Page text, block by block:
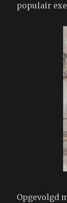
populair
Opgevolgd